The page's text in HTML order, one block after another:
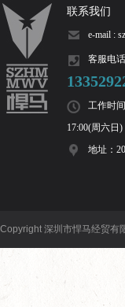
联系我们
e-mail :
客服电话
工作时
17:00(周六日)
地址：
Copyright 深圳市悍马经贸有